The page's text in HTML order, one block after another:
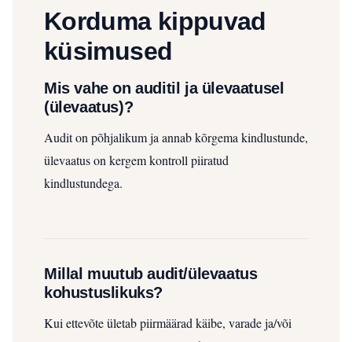
Korduma kippuvad
küsimused
Mis vahe on auditil ja ülevaatusel
(ülevaatus)?
Audit on põhjalikum ja annab kõrgema kindlustunde,
ülevaatus on kergem kontroll piiratud
kindlustundega.
Millal muutub audit/ülevaatus
kohustuslikuks?
Kui ettevõte ületab piirmäärad käibe, varade ja/või